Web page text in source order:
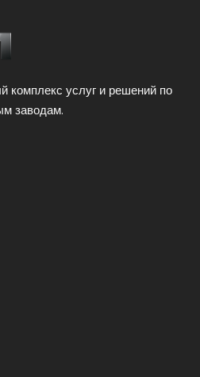
услуг и решений по
заводам.